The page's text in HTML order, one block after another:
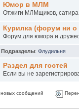
Юмор в МЛМ
Отжиги МЛМщиков,
Курилка (форум ни о
Форум для юмора и
Подразделы:Флудильня
Раздел для гостей
Если вы не
сообщений